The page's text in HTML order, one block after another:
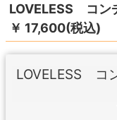
LOVELESS コン
￥ 17,600(税込)
LOVELESS コ